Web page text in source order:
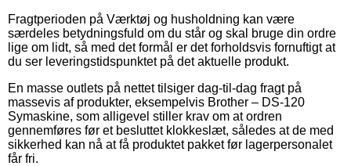
Fragtperioden på Værktøj og husholdning kan være
særdeles betydningsfuld om du står og skal bruge din ordre
lige om lidt, så med det formål er det forholdsvis fornuftigt at
du ser leveringstidspunktet på det aktuelle produkt.
En masse outlets på nettet tilsiger dag-til-dag fragt på
massevis af produkter, eksempelvis Brother – DS-120
Symaskine, som alligevel stiller krav om at ordren
gennemføres før et besluttet klokkeslæt, således at de med
sikkerhed kan nå at få produktet pakket før lagerpersonalet
får fri.